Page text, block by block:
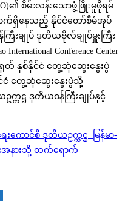
၏ စိမ်းလန်းသောဖွံ့ဖြိုးမှုဖိုရမ်
က်ရှိနေသည့် နိုင်ငံတော်စီမံအုပ်
ြီးချုပ် ဒုတိယဗိုလ်ချုပ်မှူးကြီး
Conference Center
ရုတ် နှစ်နိုင်ငံ တွေ့ဆုံဆွေးနွေးပွဲ
တွေ့ဆုံဆွေးနွေးပွဲသို့
က္ကဋ္ဌ ဒုတိယဝန်ကြီးချုပ်နှင့်
ကောင်စီ ဒုတိယဥက္ကဋ္ဌ မြန်မာ-
အနားသို့ တက်ရောက်